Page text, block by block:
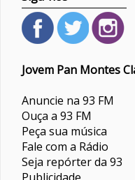
Jovem Pan Montes
Anuncie na 93 FM
Ouça a 93 FM
Peça sua música
Fale com a Rádio
Seja repórter da 93
Publicidade